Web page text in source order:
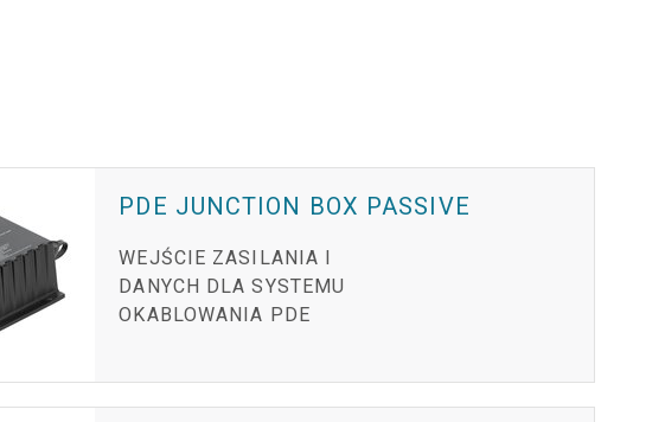
PDE JUNCTION BOX PASSIVE
WEJŚCIE ZASILANIA I
DANYCH DLA SYSTEMU
OKABLOWANIA PDE